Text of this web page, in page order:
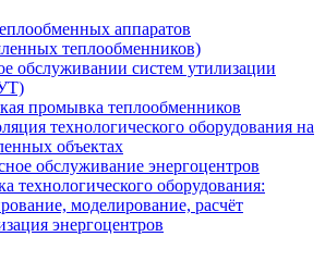
аппаратов
теплообменников)
обслуживании систем утилизации
промывка теплообменников
технологического оборудования на
объектах
обслуживание энергоцентров
технологического оборудования:
моделирование, расчёт
энергоцентров